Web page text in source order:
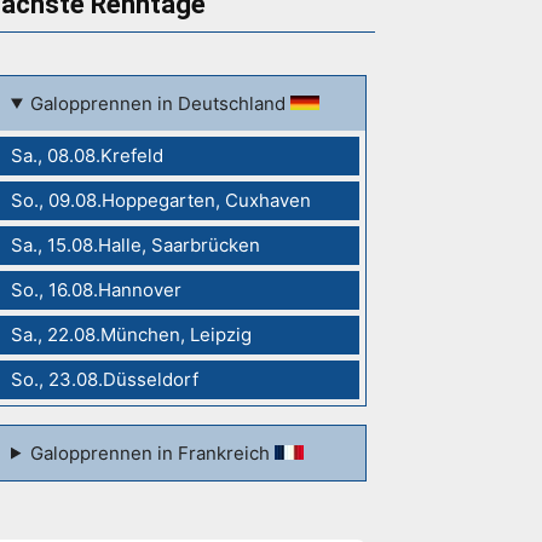
Galopprennen in Deutschland
Sa., 08.08.Krefeld
So., 09.08.Hoppegarten, Cuxhaven
Sa., 15.08.Halle, Saarbrücken
So., 16.08.Hannover
Sa., 22.08.München, Leipzig
So., 23.08.Düsseldorf
Galopprennen in Frankreich